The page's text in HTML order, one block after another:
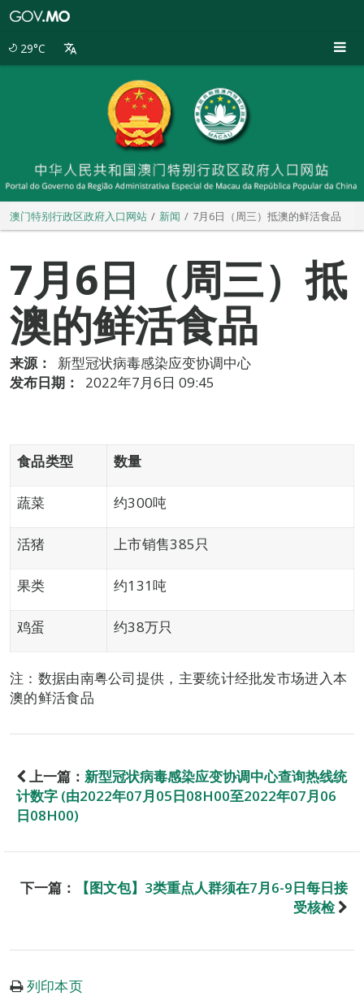
29°C
澳门特别行政区政府入口网站 新闻 7月6日（周三）抵澳的鲜活食品
7月6日（周三）抵
澳的鲜活食品
来源：
新型冠状病毒感染应变协调中心
发布日期：
2022年7月6日 09:45
食品类型 数量
蔬菜 约300吨
活猪 上市销售385只
果类 约131吨
鸡蛋 约38万只
注：数据由南粤公司提供，主要统计经批发市场进入本
澳的鲜活食品
上一篇： 新型冠状病毒感染应变协调中心查询热线统
计数字 (由2022年07月05日08H00至2022年07月06
日08H00)
下一篇：
【图文包】3类重点人群须在7月6-9日每日接
受核检
列印本页